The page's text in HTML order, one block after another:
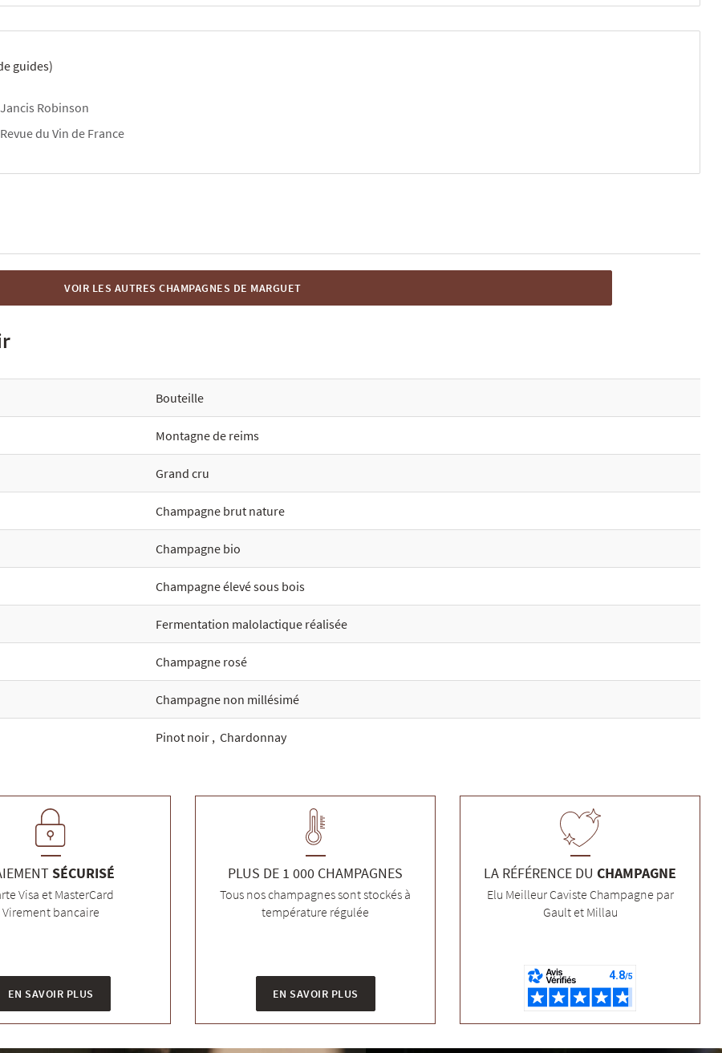
guides)
Jancis Robinson
Revue du Vin de France
VOIR LES AUTRES CHAMPAGNES DE MARGUET
Bouteille
Montagne de reims
Grand cru
Champagne brut nature
Champagne bio
Champagne élevé sous bois
Fermentation malolactique réalisée
Champagne rosé
Champagne non millésimé
Pinot noir , Chardonnay
SÉCURISÉ
Visa et MasterCard
Virement bancaire
EN SAVOIR PLUS
PLUS DE 1 000 CHAMPAGNES
Tous nos champagnes sont stockés à
température régulée
EN SAVOIR PLUS
LA RÉFÉRENCE DU CHAMPAGNE
Elu Meilleur Caviste Champagne par
Gault et Millau